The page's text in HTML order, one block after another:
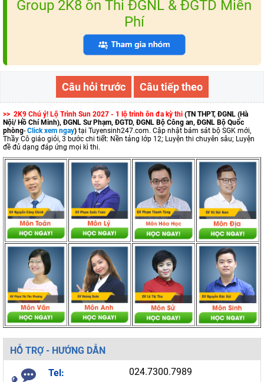
Group 2K8 ôn Thi ĐGNL & ĐGTD Miễn
Phí
Câu hỏi trước Câu tiếp theo
>> 2K9 Chú ý! Lộ Trình Sun 2027 - 1 lộ trình ôn đa kỳ thi (TN THPT, ĐGNL (Hà
Nội/ Hồ Chí Minh), ĐGNL Sư Phạm, ĐGTD, ĐGNL Bộ Công an, ĐGNL Bộ Quốc
phòng- Click xem ngay) tại Tuyensinh247.com. Cập nhật bám sát bộ SGK mới,
Thầy Cô giáo giỏi, 3 bước chi tiết: Nền tảng lớp 12; Luyện thi chuyên sâu; Luyện
đề đủ dạng đáp ứng mọi kì thi.
HỖ TRỢ - HƯỚNG DẪN
Tel:
024.7300.7989